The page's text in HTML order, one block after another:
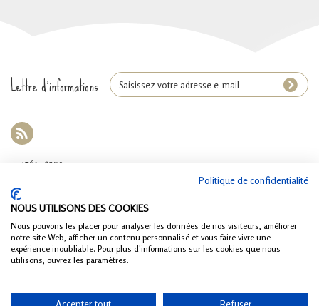
Lettre d'informations
CATÉGORIES
INFORMATIONS
R.G.P.D.
MON COMPTE
INFORMATIONS SUR VOTRE BOUTIQUE
Politique de confidentialité
NOUS UTILISONS DES COOKIES
Nous pouvons les placer pour analyser les données de nos visiteurs, améliorer
notre site Web, afficher un contenu personnalisé et vous faire vivre une
expérience inoubliable. Pour plus d'informations sur les cookies que nous
utilisons, ouvrez les paramètres.